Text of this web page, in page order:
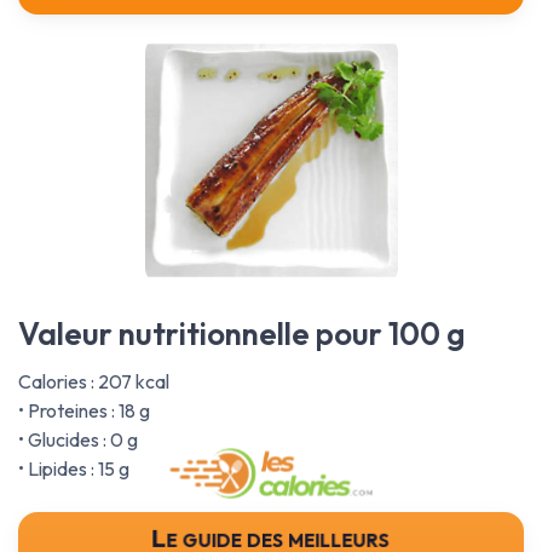
Valeur nutritionnelle pour 100 g
Calories : 207 kcal
• Proteines : 18 g
• Glucides : 0 g
• Lipides : 15 g
Le guide des meilleurs